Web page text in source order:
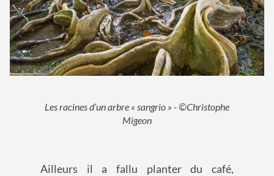
Les racines d’un arbre « sangrio » - ©Christophe
Migeon
Ailleurs il a fallu planter du café,